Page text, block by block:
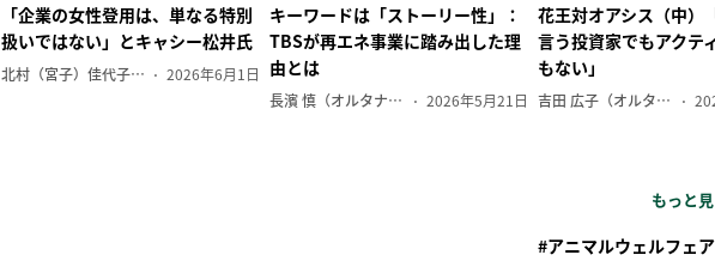
「企業の女性登用は、単なる特別
扱いではない」とキャシー松井氏
北村（宮子）佳代子（オルタナ輪番編集長） 2026年6月1日
キーワードは「ストーリー性」：
TBSが再エネ事業に踏み出した理
由とは
長濱 慎（オルタナ副編集長） 2026年5月21日
花王対オアシス（中）
言う投資家でもアクテ
もない」
吉田 広子（オルタナ輪番編集長）
もっと
#アニマルウェルフェア